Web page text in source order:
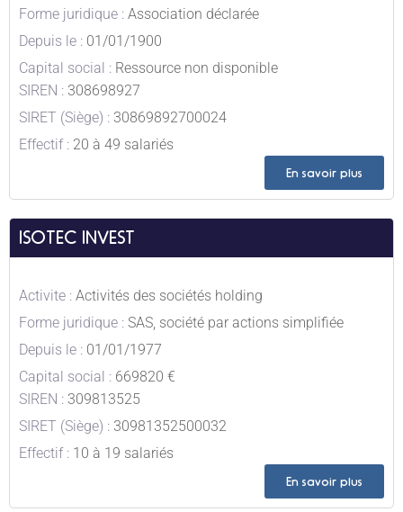
Forme juridique : Association déclarée
Depuis le : 01/01/1900
Capital social : Ressource non disponible
SIREN : 308698927
SIRET (Siège) : 30869892700024
Effectif : 20 à 49 salariés
En savoir plus
ISOTEC INVEST
Activite : Activités des sociétés holding
Forme juridique : SAS, société par actions simplifiée
Depuis le : 01/01/1977
Capital social : 669820 €
SIREN : 309813525
SIRET (Siège) : 30981352500032
Effectif : 10 à 19 salariés
En savoir plus